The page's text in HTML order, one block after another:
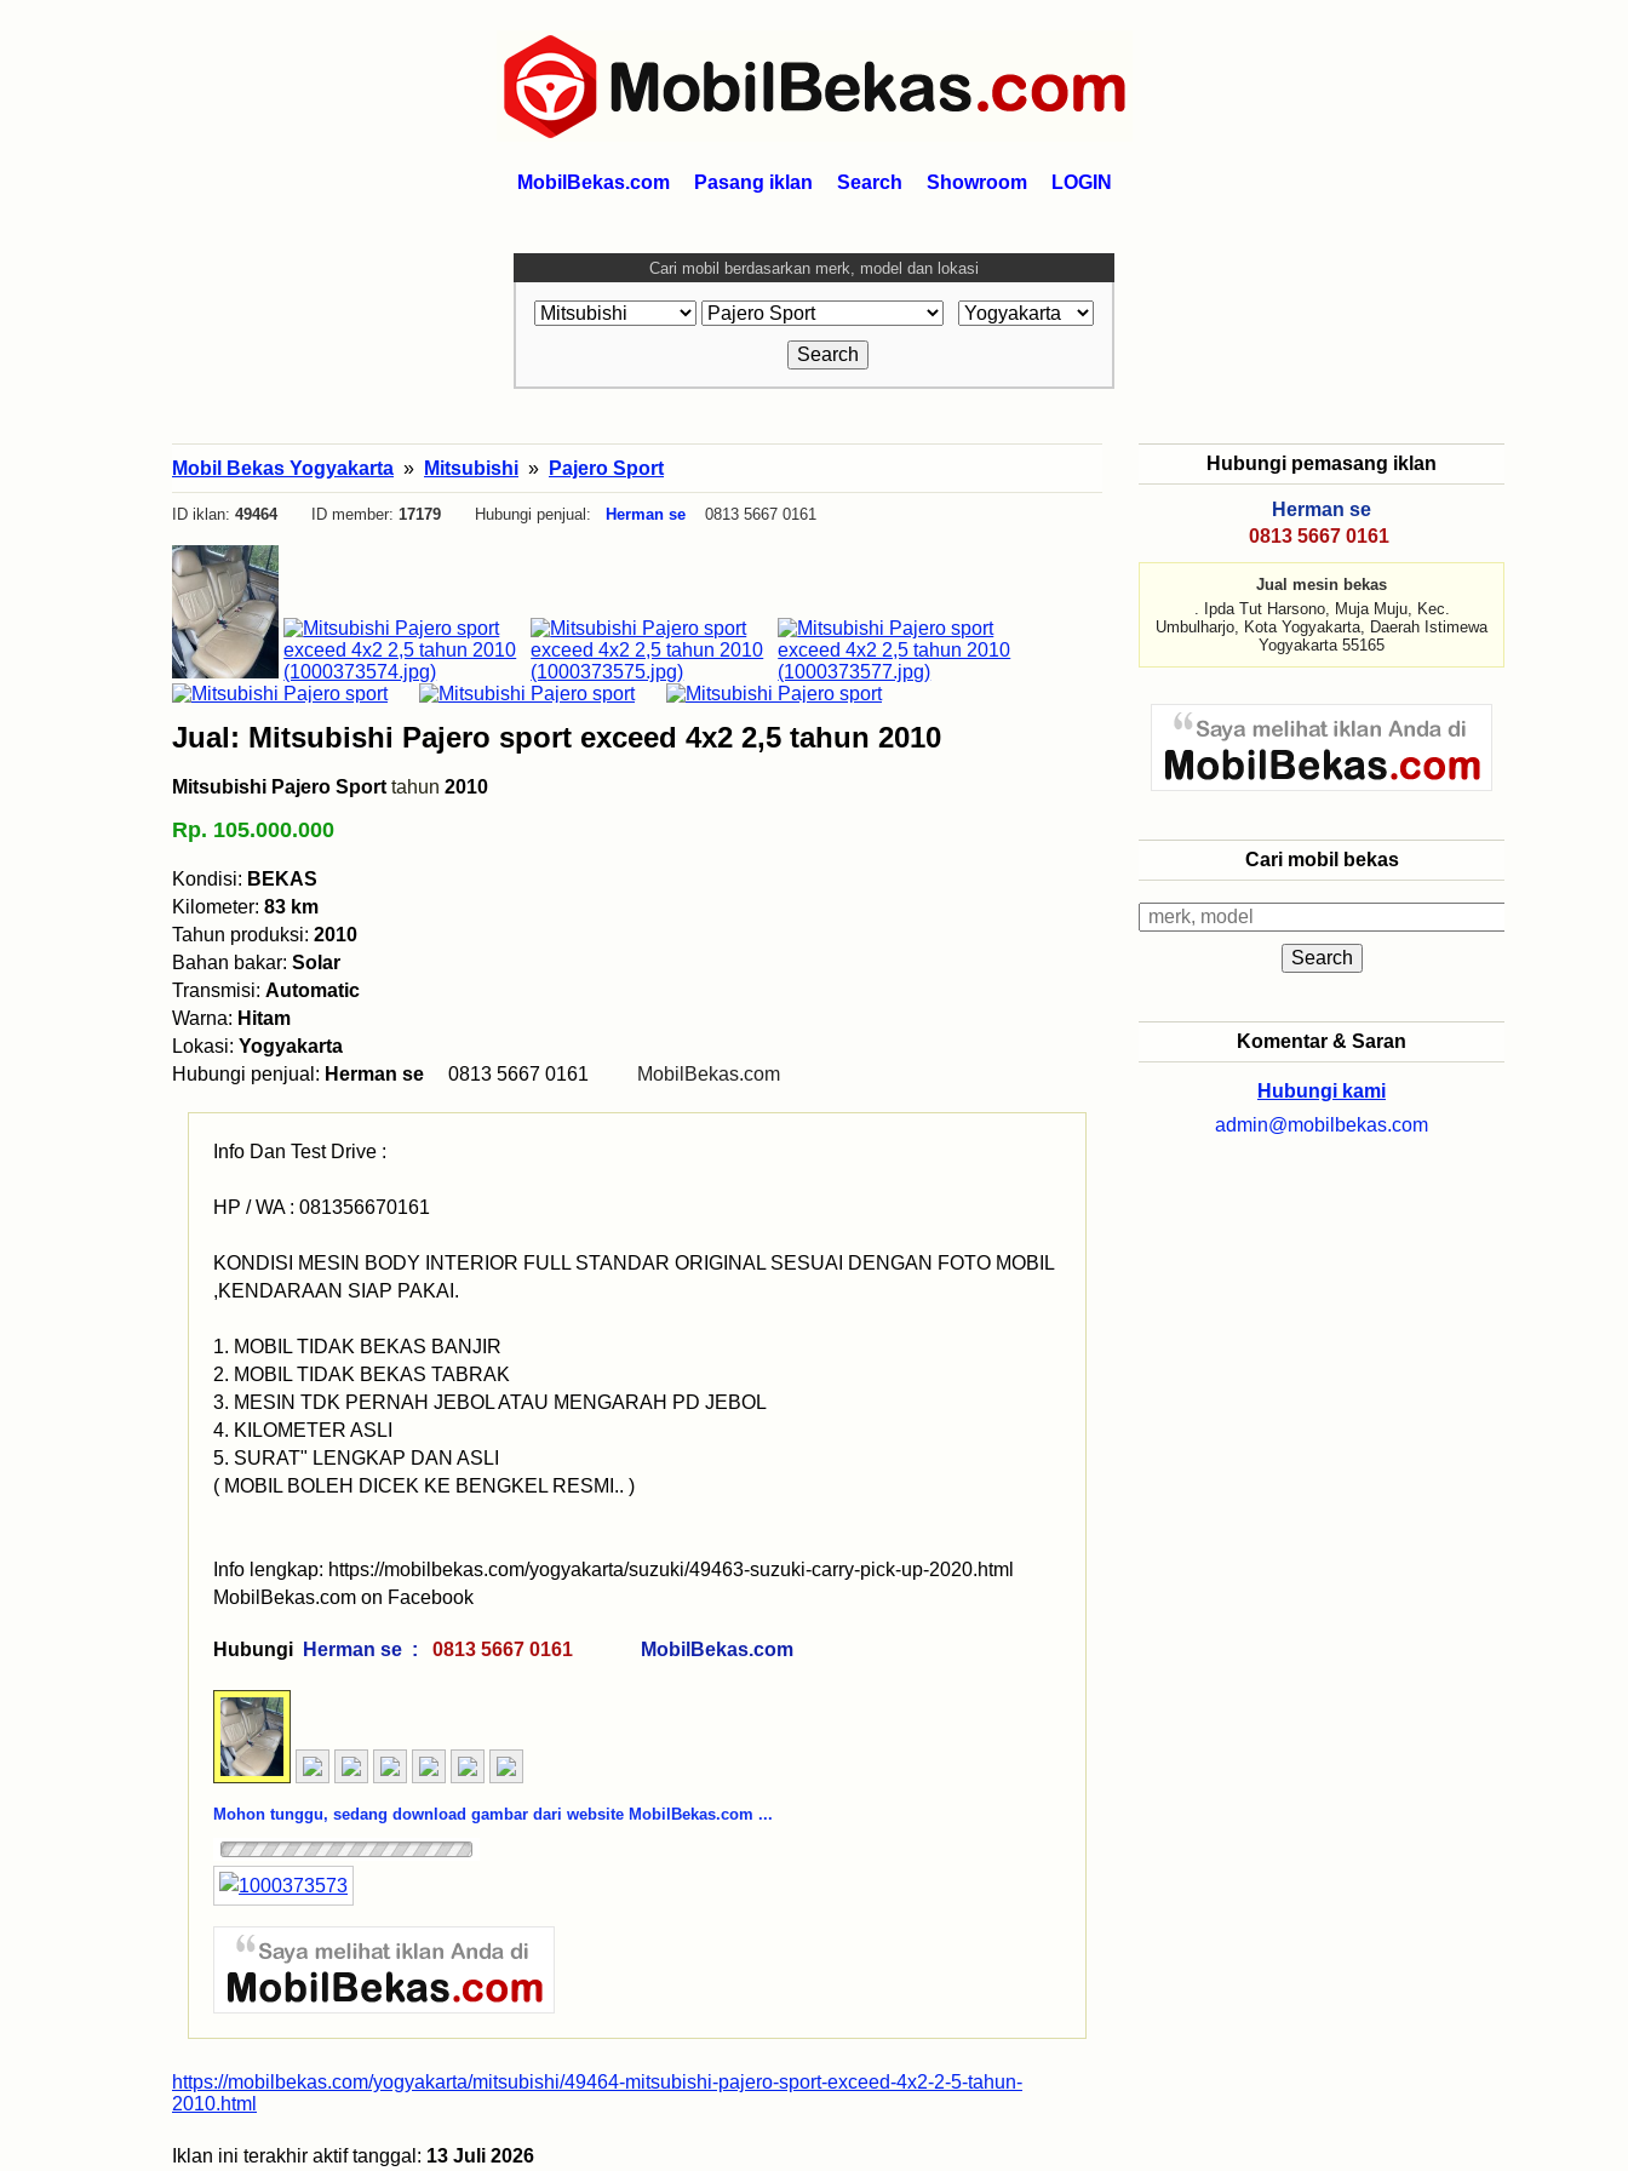
MobilBekas.com Pasang iklan Search Showroom LOGIN
Cari mobil berdasarkan merk, model dan lokasi
Mobil Bekas Yogyakarta » Mitsubishi » Pajero Sport
ID iklan: 49464ID member: 17179 Hubungi penjual: Herman se 0813 5667 0161
Jual: Mitsubishi Pajero sport exceed 4x2 2,5 tahun 2010
Mitsubishi Pajero Sport tahun 2010
Rp. 105.000.000
Kondisi: BEKAS
Kilometer: 83 km
Tahun produksi: 2010
Bahan bakar: Solar
Transmisi: Automatic
Warna: Hitam
Lokasi: Yogyakarta
Hubungi penjual: Herman se 0813 5667 0161 MobilBekas.com
Info Dan Test Drive :
HP / WA : 081356670161
KONDISI MESIN BODY INTERIOR FULL STANDAR ORIGINAL SESUAI DENGAN FOTO MOBIL
,KENDARAAN SIAP PAKAI.
1. MOBIL TIDAK BEKAS BANJIR
2. MOBIL TIDAK BEKAS TABRAK
3. MESIN TDK PERNAH JEBOL ATAU MENGARAH PD JEBOL
4. KILOMETER ASLI
5. SURAT" LENGKAP DAN ASLI
( MOBIL BOLEH DICEK KE BENGKEL RESMI.. )
Info lengkap: https://mobilbekas.com/yogyakarta/suzuki/49463-suzuki-carry-pick-up-2020.html
MobilBekas.com on Facebook
Hubungi Herman se : 0813 5667 0161 MobilBekas.com
Mohon tunggu, sedang download gambar dari website MobilBekas.com ...
https://mobilbekas.com/yogyakarta/mitsubishi/49464-mitsubishi-pajero-sport-exceed-4x2-2-5-tahun-
2010.html
Iklan ini terakhir aktif tanggal: 13 Juli 2026
Hubungi pemasang iklan
Herman se
0813 5667 0161
Jual mesin bekas
. Ipda Tut Harsono, Muja Muju, Kec.
Umbulharjo, Kota Yogyakarta, Daerah Istimewa
Yogyakarta 55165
Cari mobil bekas
Komentar & Saran
Hubungi kami
admin@mobilbekas.com